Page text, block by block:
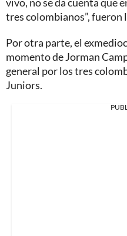
tres colombianos”, fueron
Por otra parte, el
momento de Jorman
general por los tres
Juniors.